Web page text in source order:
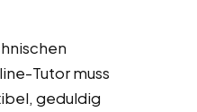
Tutor muss
geduldig